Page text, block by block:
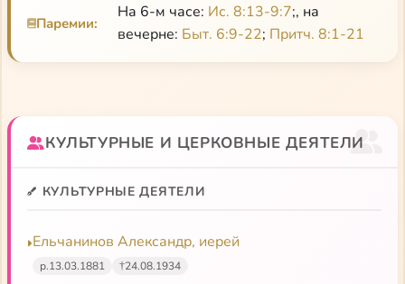
Симеон Новый Богослов о деньгах и
собственности
мысли, II том
Слова и гимны
Паремии:
На 6-м часе: Ис. 8:13-9:7;, на
вечерне: Быт. 6:9-22; Притч. 8:1-21
КУЛЬТУРНЫЕ И ЦЕРКОВНЫЕ ДЕЯТЕЛИ
КУЛЬТУРНЫЕ ДЕЯТЕЛИ
Ельчанинов Александр, иерей
р.13.03.1881 †24.08.1934